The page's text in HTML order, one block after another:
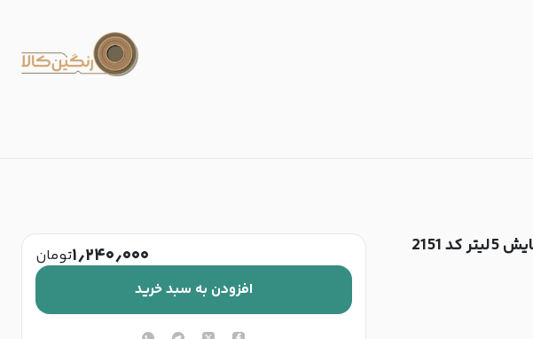
۱٫۲۴۰٫۰۰۰تومان
افزودن به سبد خرید